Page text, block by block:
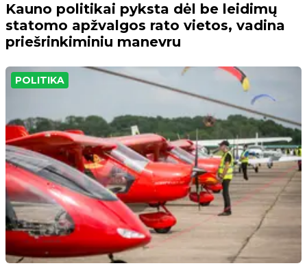
Kauno politikai pyksta dėl be leidimų
statomo apžvalgos rato vietos, vadina
priešrinkiminiu manevru
POLITIKA